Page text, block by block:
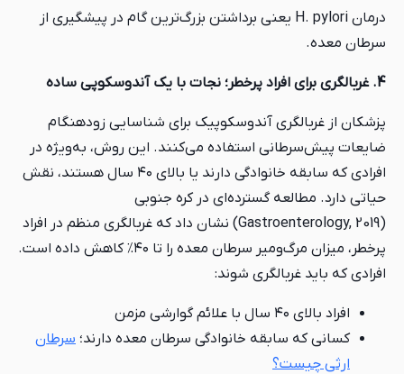
درمان H. pylori یعنی برداشتن بزرگ‌ترین گام در پیشگیری از
سرطان معده.
4. غربالگری برای افراد پرخطر؛ نجات با یک آندوسکوپی ساده
پزشکان از غربالگری آندوسکوپیک برای شناسایی زودهنگام
ضایعات پیش‌سرطانی استفاده می‌کنند. این روش، به‌ویژه در
افرادی که سابقه خانوادگی دارند یا بالای ۴۰ سال هستند، نقش
حیاتی دارد. مطالعه گسترده‌ای در کره جنوبی
(Gastroenterology, 2019) نشان داد که غربالگری منظم در افراد
پرخطر، میزان مرگ‌ومیر سرطان معده را تا ۴۰٪ کاهش داده است.
افرادی که باید غربالگری شوند:
افراد بالای ۴۰ سال با علائم گوارشی مزمن
کسانی که سابقه خانوادگی سرطان معده دارند؛ سرطان
ارثی چیست؟